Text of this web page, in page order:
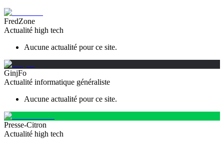
FredZone
Actualité high tech
Aucune actualité pour ce site.
GinjFo
Actualité informatique généraliste
Aucune actualité pour ce site.
Presse-Citron
Actualité high tech